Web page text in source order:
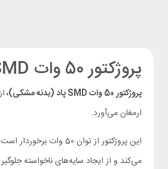
پروژکتور 50 وات SMD پاد (بدنه مشکی)
پروژکتور 50 وات SMD پاد (بدنه مشکی)،
ارمغان می‌آورد.
می‌کند و از ایجاد سایه‌های ناخواسته